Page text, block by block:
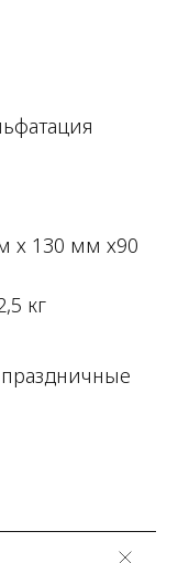
х 130 мм х90
кг